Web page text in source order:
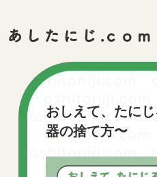
おしえて、たに
器の捨て方〜